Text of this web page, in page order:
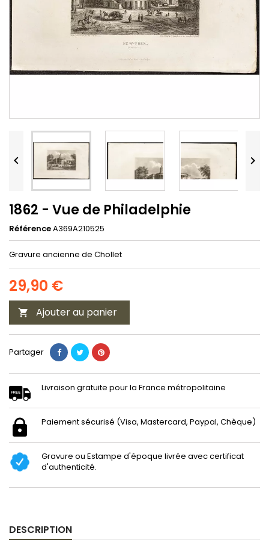
 
1862 - Vue de Philadelphie
RéférenceA369A210525
Gravure ancienne de Chollet
29,90 €
 Ajouter au panier
Partager
Livraison gratuite pour la France métropolitaine
Paiement sécurisé (Visa, Mastercard, Paypal, Chèque)
Gravure ou Estampe d'époque livrée avec certificat
d'authenticité.
DESCRIPTION